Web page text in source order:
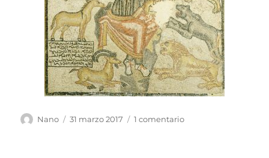
Autor
Nano
Publicado
31 marzo 2017 1 comentarioen